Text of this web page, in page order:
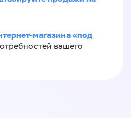
магазина «под
вашего